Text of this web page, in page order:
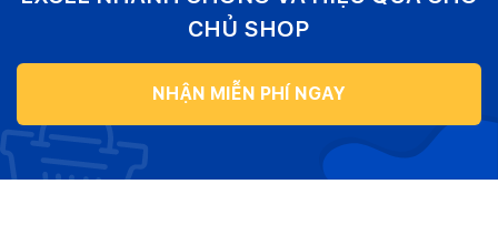
CHỦ SHOP
NHẬN MIỄN PHÍ NGAY